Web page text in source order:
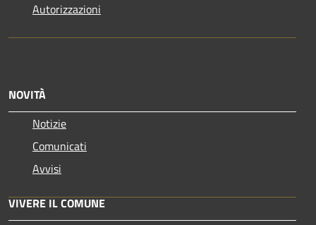
Autorizzazioni
NOVITÀ
Notizie
Comunicati
Avvisi
VIVERE IL COMUNE